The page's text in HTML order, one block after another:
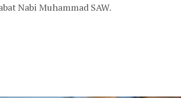
Nabi Muhammad SAW.